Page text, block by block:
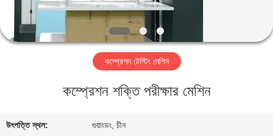
ভিআর
শো
কম্প্রেশন টেস্টিং মেশিন
কম্প্রেশন শক্তি পরীক্ষার মেশিন
উৎপত্তি স্থল: গুয়াংডং, চীন